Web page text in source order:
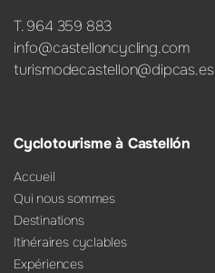
T. 964 359 883
info@castelloncycling.com
turismodecastellon@dipcas.es
Cyclotourisme à Castellón
Accueil
Qui nous sommes
Destinations
Itinéraires cyclables
Expériences